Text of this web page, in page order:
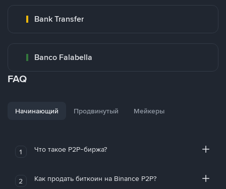
Bank Transfer
Banco Falabella
FAQ
Начинающий Продвинутый Мейкеры
1 Что такое P2P-биржа?
2 Как продать биткоин на Binance P2P?